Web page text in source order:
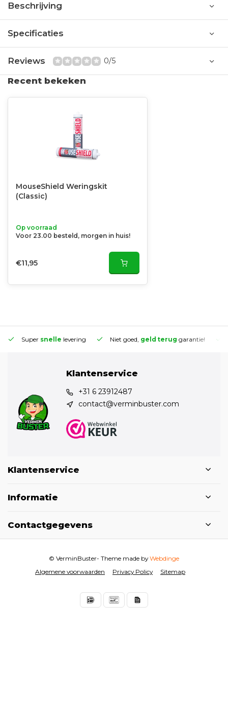
Beschrijving
Specificaties
Reviews 0/5
Recent bekeken
MouseShield Weringskit
(Classic)
Op voorraad
Voor 23.00 besteld, morgen in huis!
€11,95
Super snelle levering Niet goed, geld terug garantie!
Klantenservice
+31 6 23912487
contact@verminbuster.com
Klantenservice
Informatie
Contactgegevens
Algemene voorwaarden Privacy Policy Sitemap
© VerminBuster- Theme made byWebdinge